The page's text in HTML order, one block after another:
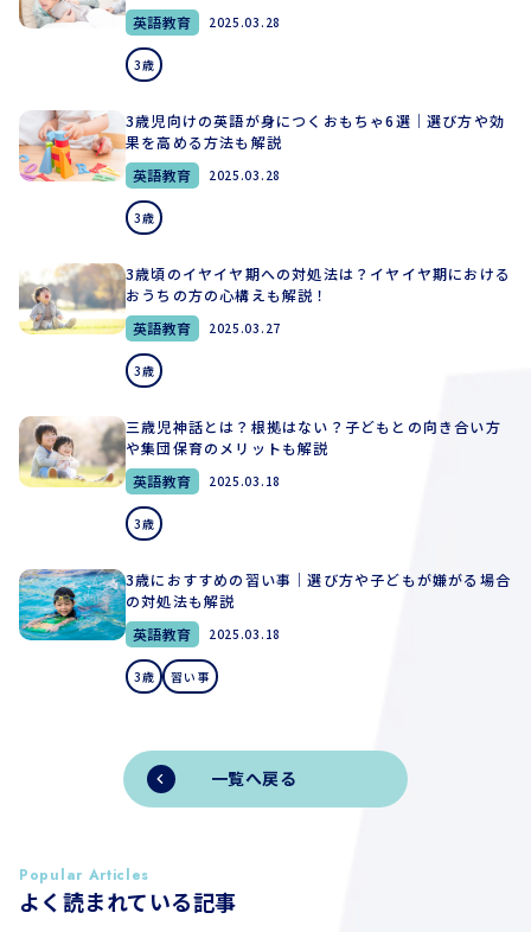
英語教育
2025.03.28
3歳
3歳児向けの英語が身につくおもちゃ6選｜選び方や効
果を高める方法も解説
英語教育
2025.03.28
3歳
3歳頃のイヤイヤ期への対処法は？イヤイヤ期における
おうちの方の心構えも解説！
英語教育
2025.03.27
3歳
三歳児神話とは？根拠はない？子どもとの向き合い方
や集団保育のメリットも解説
英語教育
2025.03.18
3歳
3歳におすすめの習い事｜選び方や子どもが嫌がる場合
の対処法も解説
英語教育
2025.03.18
3歳 習い事
一覧へ戻る
よく読まれている記事
Popular Articles